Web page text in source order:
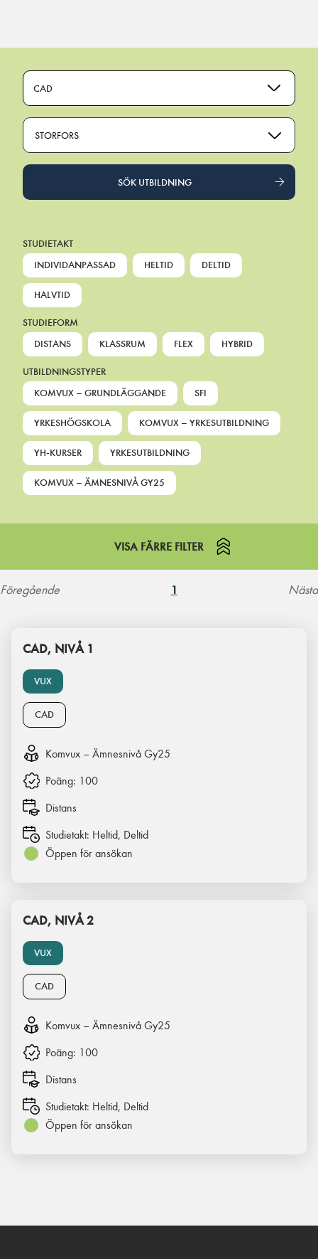
CAD
STORFORS
SÖK UTBILDNING
STUDIETAKT
INDIVIDANPASSAD
HELTID DELTID
HALVTID
STUDIEFORM
DISTANS
KLASSRUM FLEX HYBRID
UTBILDNINGSTYPER
KOMVUX – GRUNDLÄGGANDE
SFI
YRKESHÖGSKOLA KOMVUX – YRKESUTBILDNING
YH-KURSER YRKESUTBILDNING
KOMVUX – ÄMNESNIVÅ GY25
VISA FÄRRE FILTER
Föregående 1 Nästa
VUX
CAD, NIVÅ 1
CAD
Komvux – Ämnesnivå Gy25
Poäng: 100
Distans
Studietakt: Heltid, Deltid
Öppen för ansökan
VUX
CAD, NIVÅ 2
CAD
Komvux – Ämnesnivå Gy25
Poäng: 100
Distans
Studietakt: Heltid, Deltid
Öppen för ansökan